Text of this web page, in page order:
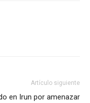
Artículo siguiente
en Irun por amenazar